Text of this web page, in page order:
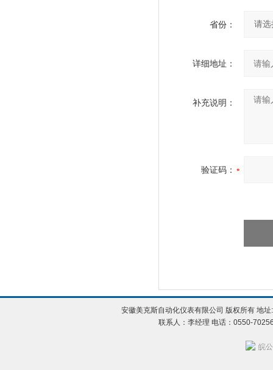
省份：
详细地址：
补充说明：
验证码：
安徽美克斯自动化仪表有限公司 版权所有 地
联系人：李经理 电话：0550-
皖